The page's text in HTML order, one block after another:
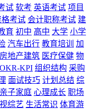
试 软考 英语考试 项目
考试 会计职称考试 建
育 初中 高中 大学 小学
汽车出行 教育培训
加
房地产建筑 医疗保健 物
OKR-KPI 组织结构 采购
面试技巧 计划总结 综
亲子家庭 心理成长 职场
综艺 生活常识 体育游